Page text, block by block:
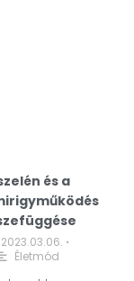
és a
2023.03.06. •
Életmód